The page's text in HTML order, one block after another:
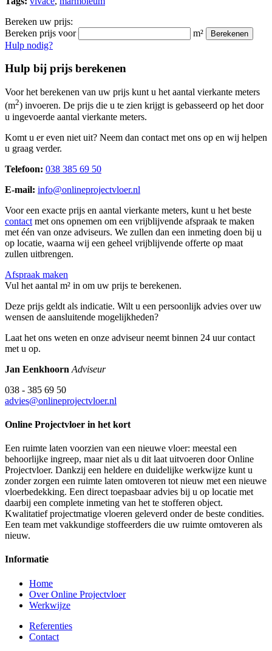
Bereken uw prijs:
Bereken prijs voor
m² Berekenen
Hulp nodig?
Hulp bij prijs berekenen
Voor het berekenen van uw prijs kunt u het aantal vierkante meters
(m2) invoeren. De prijs die u te zien krijgt is gebasseerd op het door
u ingevoerde aantal vierkante meters.
Komt u er even niet uit? Neem dan contact met ons op en wij helpen
u graag verder.
Telefoon: 038 385 69 50
E-mail: info@onlineprojectvloer.nl
Voor een exacte prijs en aantal vierkante meters, kunt u het beste
contact met ons opnemen om een vrijblijvende afspraak te maken
met één van onze adviseurs. We zullen dan een inmeting doen bij u
op locatie, waarna wij een geheel vrijblijvende offerte op maat
zullen uitbrengen.
Afspraak maken
Vul het aantal m² in om uw prijs te berekenen.
Deze prijs geldt als indicatie. Wilt u een persoonlijk advies over uw
wensen de aansluitende mogelijkheden?
Laat het ons weten en onze adviseur neemt binnen 24 uur contact
met u op.
Jan Eenkhoorn Adviseur
038 - 385 69 50
advies@onlineprojectvloer.nl
Online Projectvloer in het kort
Een ruimte laten voorzien van een nieuwe vloer: meestal een
behoorlijke ingreep, maar niet als u dit laat uitvoeren door Online
Projectvloer. Dankzij een heldere en duidelijke werkwijze kunt u
zonder zorgen een ruimte laten omtoveren tot nieuw met een nieuwe
vloerbedekking. Een direct toepasbaar advies bij u op locatie met
daarbij een complete inmeting van het te stofferen object.
Kwalitatief projectmatige vloeren geleverd onder de beste condities.
Een team met vakkundige stoffeerders die uw ruimte omtoveren als
nieuw.
Informatie
Home
Over Online Projectvloer
Werkwijze
Referenties
Contact